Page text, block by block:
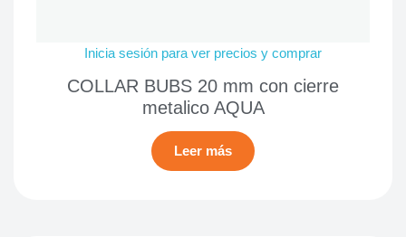
Inicia sesión para ver precios y comprar
COLLAR BUBS 20 mm con cierre
metalico AQUA
Leer más